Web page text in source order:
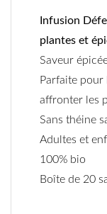
Infusion
plantes et
Saveur
Parfaite pour
affronter les
Sans théine
Adultes et
100% bio
Boîte de 20